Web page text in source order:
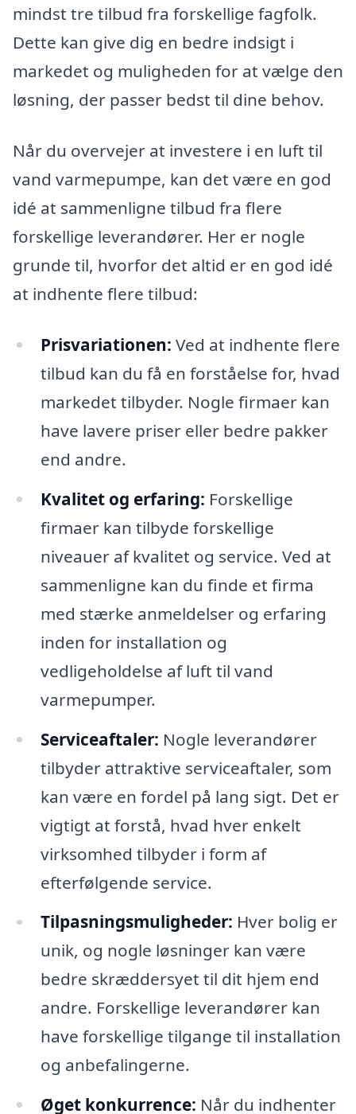
mindst tre tilbud fra forskellige fagfolk.
Dette kan give dig en bedre indsigt i
markedet og muligheden for at vælge den
løsning, der passer bedst til dine behov.
Når du overvejer at investere i en luft til
vand varmepumpe, kan det være en god
idé at sammenligne tilbud fra flere
forskellige leverandører. Her er nogle
grunde til, hvorfor det altid er en god idé
at indhente flere tilbud:
Prisvariationen: Ved at indhente flere
tilbud kan du få en forståelse for, hvad
markedet tilbyder. Nogle firmaer kan
have lavere priser eller bedre pakker
end andre.
Kvalitet og erfaring: Forskellige
firmaer kan tilbyde forskellige
niveauer af kvalitet og service. Ved at
sammenligne kan du finde et firma
med stærke anmeldelser og erfaring
inden for installation og
vedligeholdelse af luft til vand
varmepumper.
Serviceaftaler: Nogle leverandører
tilbyder attraktive serviceaftaler, som
kan være en fordel på lang sigt. Det er
vigtigt at forstå, hvad hver enkelt
virksomhed tilbyder i form af
efterfølgende service.
Tilpasningsmuligheder: Hver bolig er
unik, og nogle løsninger kan være
bedre skræddersyet til dit hjem end
andre. Forskellige leverandører kan
have forskellige tilgange til installation
og anbefalingerne.
Øget konkurrence: Når du indhenter